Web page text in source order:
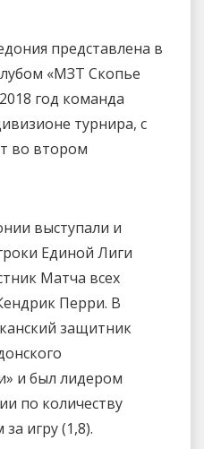
представлена в
«МЗТ Скопье
год команда
турнира, с
во втором
выступали и
Единой Лиги
Матча всех
Перри. В
защитник
и был лидером
по количеству
игру (1,8).